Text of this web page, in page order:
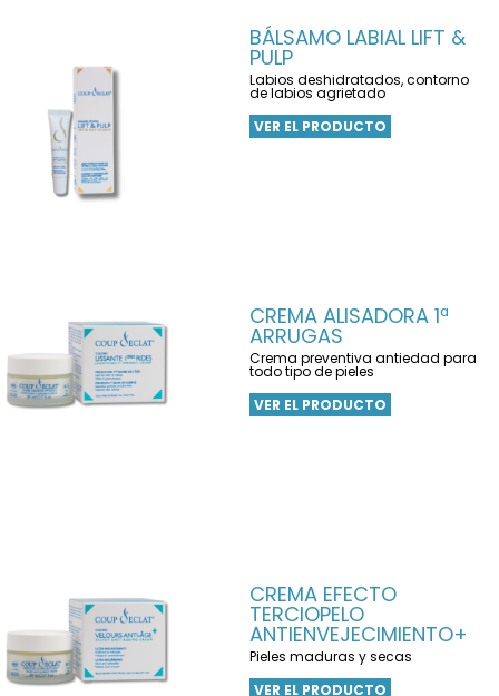
BÁLSAMO LABIAL LIFT &
PULP
Labios deshidratados, contorno
de labios agrietado
VER EL PRODUCTO
CREMA ALISADORA 1ª
ARRUGAS
Crema preventiva antiedad para
todo tipo de pieles
VER EL PRODUCTO
CREMA EFECTO
TERCIOPELO
ANTIENVEJECIMIENTO+
Pieles maduras y secas
VER EL PRODUCTO